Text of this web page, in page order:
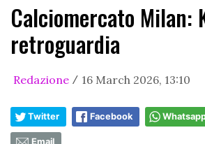
Calciomercato Milan:
retroguardia
Redazione / 16 March 2026, 13:10
Twitter Facebook
Email